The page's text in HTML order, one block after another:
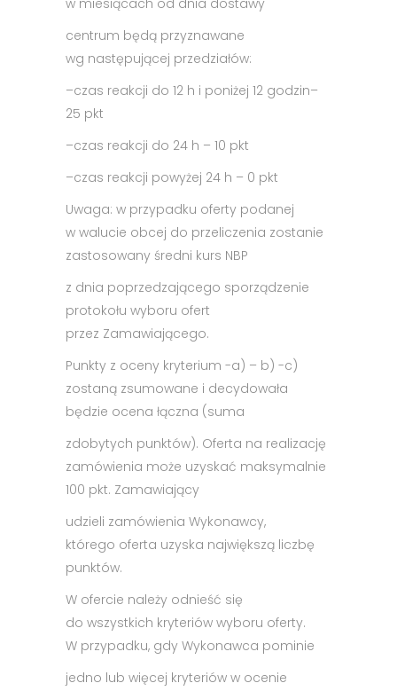
centrum będą przyznawane
wg następującej przedziałów:
–czas reakcji do 12 h i poniżej 12 godzin–
25 pkt
–czas reakcji do 24 h – 10 pkt
–czas reakcji powyżej 24 h – 0 pkt
Uwaga: w przypadku oferty podanej
w walucie obcej do przeliczenia zostanie
zastosowany średni kurs NBP
z dnia poprzedzającego sporządzenie
protokołu wyboru ofert
przez Zamawiającego.
Punkty z oceny kryterium -a) – b) -c)
zostaną zsumowane i decydowała
będzie ocena łączna (suma
zdobytych punktów). Oferta na realizację
zamówienia może uzyskać maksymalnie
100 pkt. Zamawiający
udzieli zamówienia Wykonawcy,
którego oferta uzyska największą liczbę
punktów.
W ofercie należy odnieść się
do wszystkich kryteriów wyboru oferty.
W przypadku, gdy Wykonawca pominie
jedno lub więcej kryteriów w ocenie